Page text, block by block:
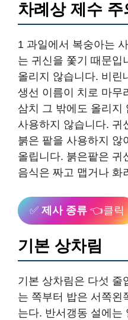
차례상 제수 주
1 과일에서 복숭아는
는 귀신을 쫓기 때문입
올리지 않습니다. 비린
생선 이름이 치로 마무
삼치 그 밖에도 올리지
사용하지 않습니다. 귀
붉은 팥을 사용하지 않
올립니다. 붉은팥은 귀
음식은 짜고 맵거나 화
✅ 제사 종류 👈클릭
기본 상차림
기본 상차림은 다섯 줄
는 쪽부터 밥은 서쪽왼
는다. 반서갱동 설에는